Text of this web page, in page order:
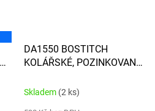
DA1550 BOSTITCH
KOLÁŘSKÉ, POZINKOVANÉ
D-HLAVOU, 34° SKLON, 4
Skladem (2 ks)